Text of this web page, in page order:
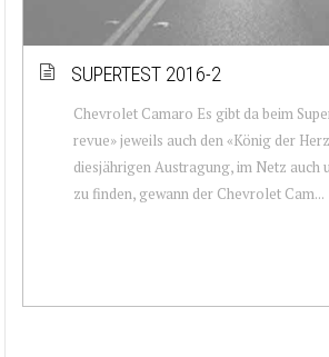
SUPERTEST 2016-2
Chevrolet Camaro Es gibt da beim
revue» jeweils auch den «König der
diesjährigen Austragung, im Netz auch
zu finden, gewann der Chevrolet Cam...